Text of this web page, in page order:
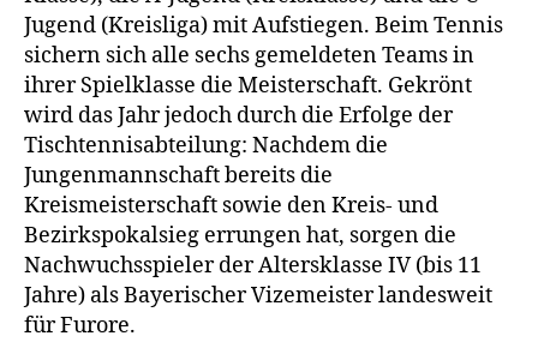
Jugend (Kreisliga) mit Aufstiegen. Beim Tennis
sichern sich alle sechs gemeldeten Teams in
ihrer Spielklasse die Meisterschaft. Gekrönt
wird das Jahr jedoch durch die Erfolge der
Tischtennisabteilung: Nachdem die
Jungenmannschaft bereits die
Kreismeisterschaft sowie den Kreis- und
Bezirkspokalsieg errungen hat, sorgen die
Nachwuchsspieler der Altersklasse IV (bis 11
Jahre) als Bayerischer Vizemeister landesweit
für Furore.